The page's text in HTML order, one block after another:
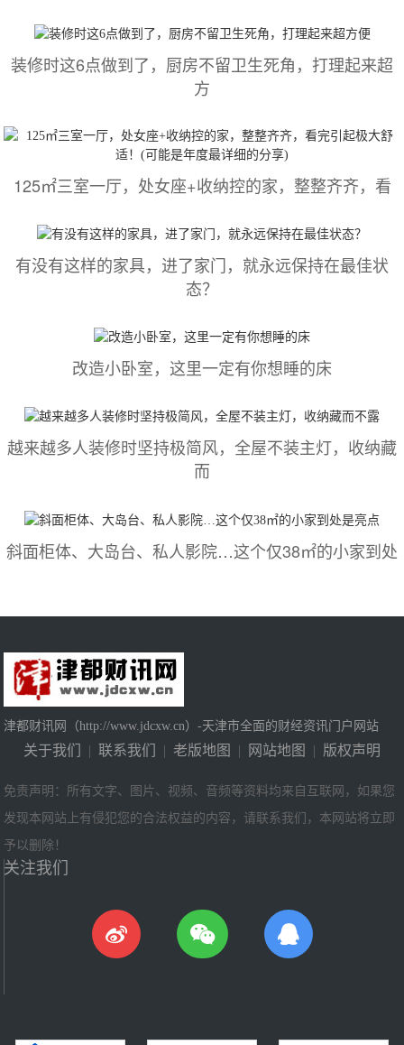
装修时这6点做到了，厨房不留卫生死角，打理起来超
方
125㎡三室一厅，处女座+收纳控的家，整整齐齐，看
有没有这样的家具，进了家门，就永远保持在最佳状
态？
改造小卧室，这里一定有你想睡的床
越来越多人装修时坚持极简风，全屋不装主灯，收纳藏
而
斜面柜体、大岛台、私人影院…这个仅38㎡的小家到处
津都财讯网（http://www.jdcxw.cn）-天津市全面的财经资讯门户网站
关于我们 | 联系我们 | 老版地图 | 网站地图 | 版权声明
免责声明：所有文字、图片、视频、音频等资料均来自互联网，如果您
发现本网站上有侵犯您的合法权益的内容，请联系我们，本网站将立即
予以删除！
关注我们